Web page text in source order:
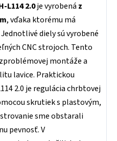
L114 2.0je vyrobená z
, vďaka ktorému má
Jednotlivé diely sú vyrobené
CNC strojoch. Tento
montáže a
lavice. Praktickou
2.0 je regulácia chrbtovej
skrutiek s plastovým,
sme obstarali
pevnosť. V